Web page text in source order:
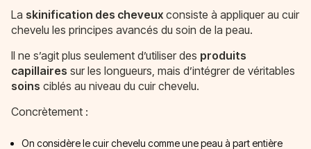
La skinification des cheveux consiste à appliquer au cuir
chevelu les principes avancés du soin de la peau.
Il ne s’agit plus seulement d’utiliser des produits
capillaires sur les longueurs, mais d’intégrer de véritables
soins ciblés au niveau du cuir chevelu.
Concrètement :
On considère le cuir chevelu comme une peau à part entière